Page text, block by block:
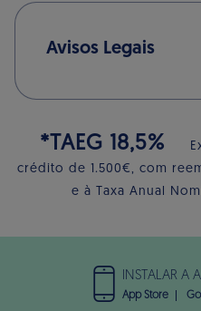
Avisos Legais
*TAEG 18,5%
crédito de 1.500€, com
e à Taxa Anual
INSTALAR A
App Store